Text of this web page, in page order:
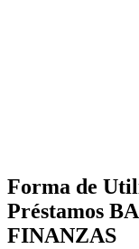
Forma de
Préstamos
FINANZAS